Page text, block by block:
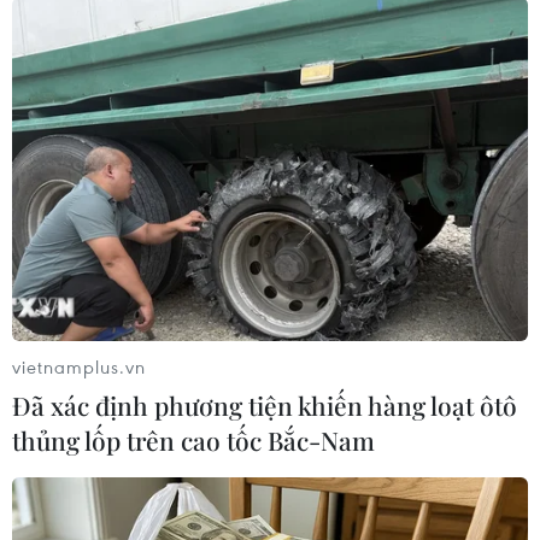
nhà nước Italy trao tặng cho những người có
đóng góp lớn cho đất nước./.
(Vietnam+)
vietnamplus.vn
Đã xác định phương tiện khiến hàng loạt ôtô
thủng lốp trên cao tốc Bắc-Nam